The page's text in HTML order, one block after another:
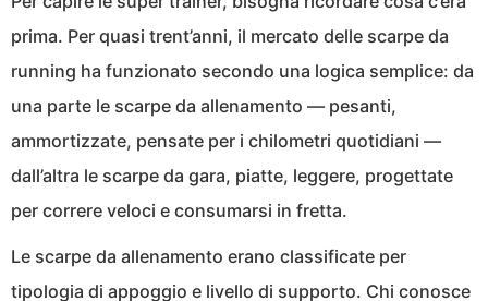
prima. Per quasi trent’anni, il mercato delle scarpe da
running ha funzionato secondo una logica semplice: da
una parte le scarpe da allenamento — pesanti,
ammortizzate, pensate per i chilometri quotidiani —
dall’altra le scarpe da gara, piatte, leggere, progettate
per correre veloci e consumarsi in fretta.
Le scarpe da allenamento erano classificate per
tipologia di appoggio e livello di supporto. Chi conosce